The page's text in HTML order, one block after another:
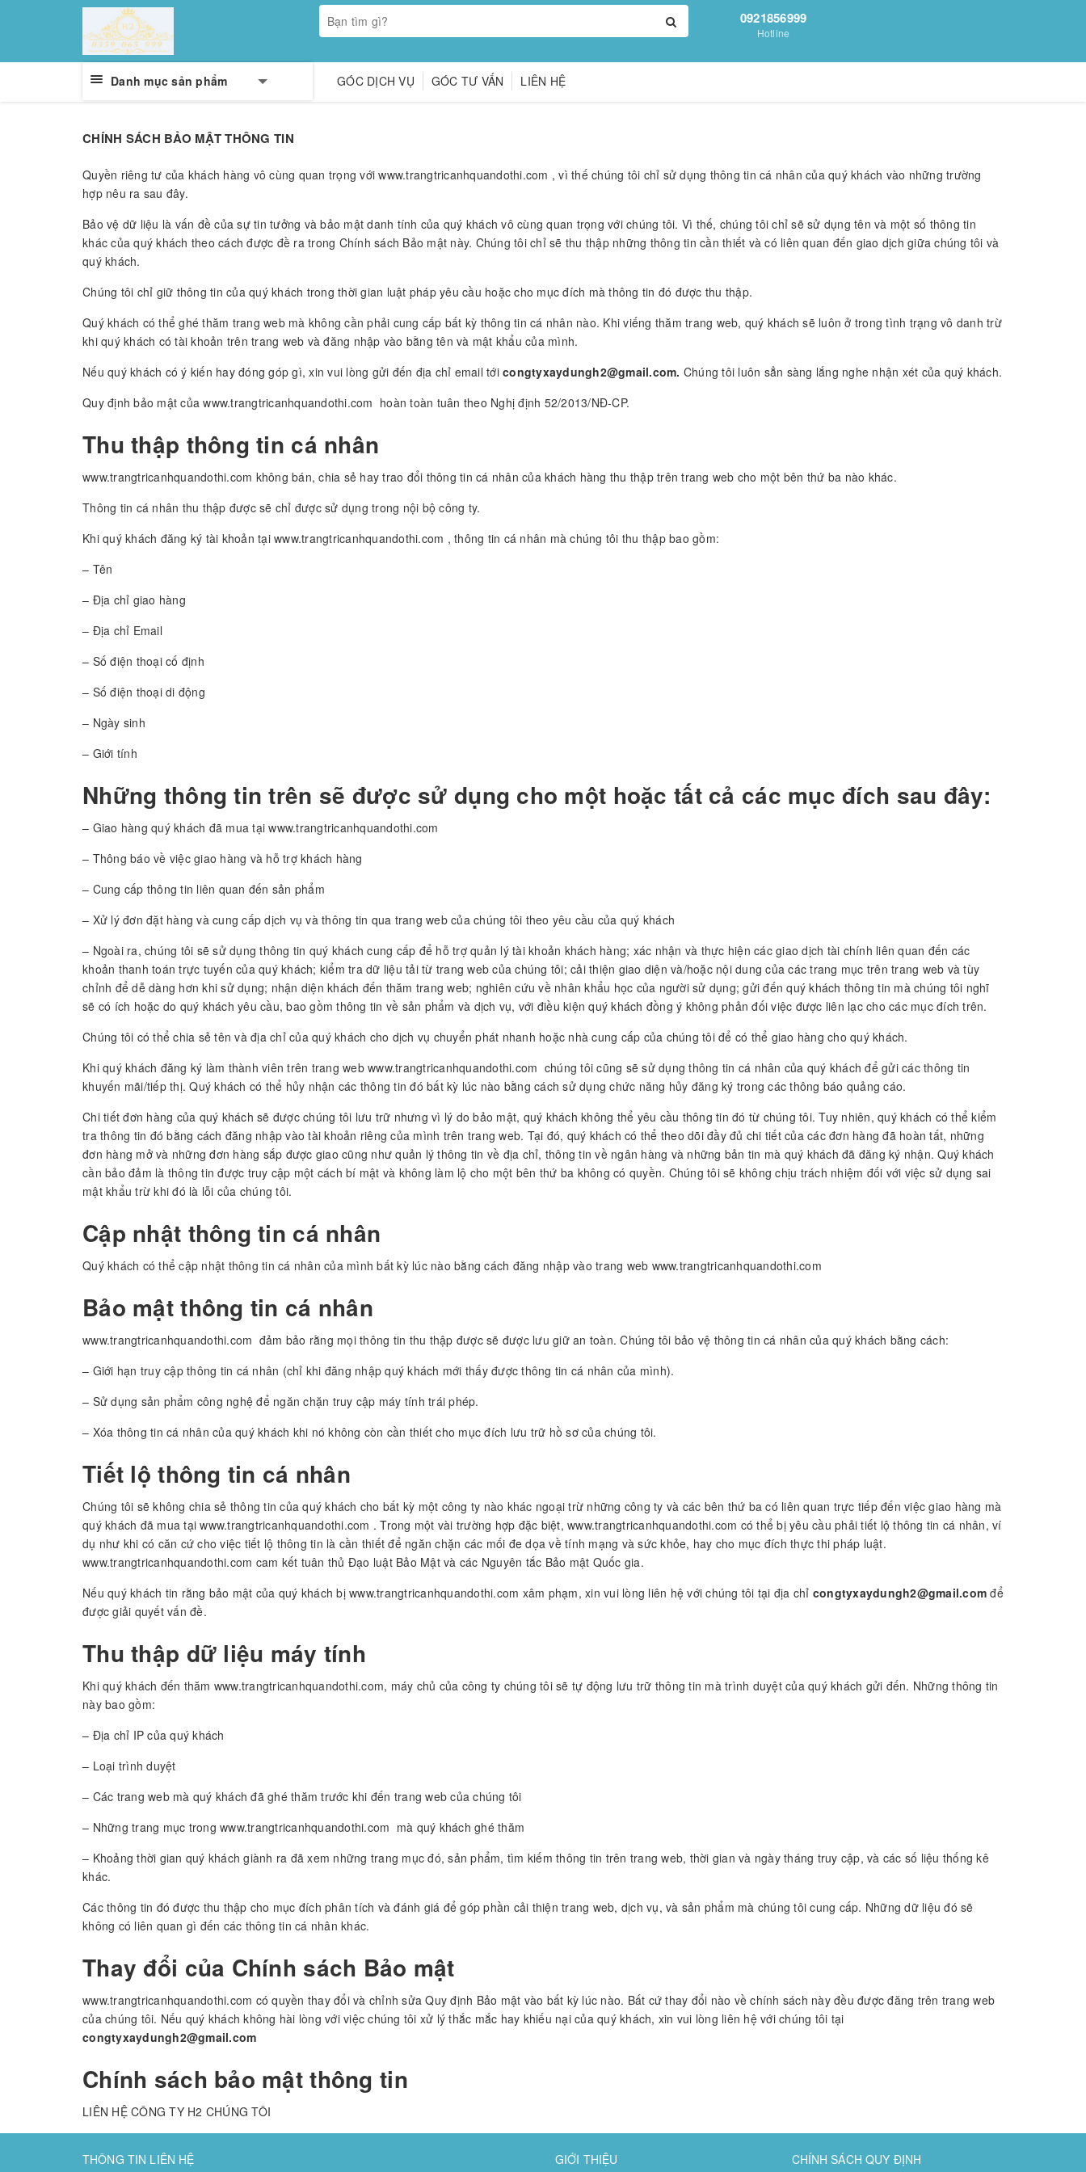
0921856999
Hotline
Danh mục sản phẩm GÓC DỊCH VỤ GÓC TƯ VẤN LIÊN HỆ
CHÍNH SÁCH BẢO MẬT THÔNG TIN
Quyền riêng tư của khách hàng vô cùng quan trọng với www.trangtricanhquandothi.com , vì thế chúng tôi chỉ sử dụng thông tin cá nhân của quý khách vào những trường
hợp nêu ra sau đây.
Bảo vệ dữ liệu là vấn đề của sự tin tưởng và bảo mật danh tính của quý khách vô cùng quan trọng với chúng tôi. Vì thế, chúng tôi chỉ sẽ sử dụng tên và một số thông tin
khác của quý khách theo cách được đề ra trong Chính sách Bảo mật này. Chúng tôi chỉ sẽ thu thập những thông tin cần thiết và có liên quan đến giao dịch giữa chúng tôi và
quý khách.
Chúng tôi chỉ giữ thông tin của quý khách trong thời gian luật pháp yêu cầu hoặc cho mục đích mà thông tin đó được thu thập.
Quý khách có thể ghé thăm trang web mà không cần phải cung cấp bất kỳ thông tin cá nhân nào. Khi viếng thăm trang web, quý khách sẽ luôn ở trong tình trạng vô danh trừ
khi quý khách có tài khoản trên trang web và đăng nhập vào bằng tên và mật khẩu của mình.
Nếu quý khách có ý kiến hay đóng góp gì, xin vui lòng gửi đến địa chỉ email tới congtyxaydungh2@gmail.com. Chúng tôi luôn sẳn sàng lắng nghe nhận xét của quý khách.
Quy định bảo mật của www.trangtricanhquandothi.com hoàn toàn tuân theo Nghị định 52/2013/NĐ-CP.
Thu thập thông tin cá nhân
www.trangtricanhquandothi.com không bán, chia sẻ hay trao đổi thông tin cá nhân của khách hàng thu thập trên trang web cho một bên thứ ba nào khác.
Thông tin cá nhân thu thập được sẽ chỉ được sử dụng trong nội bộ công ty.
Khi quý khách đăng ký tài khoản tại www.trangtricanhquandothi.com , thông tin cá nhân mà chúng tôi thu thập bao gồm:
– Tên
– Địa chỉ giao hàng
– Địa chỉ Email
– Số điện thoại cố định
– Số điện thoại di động
– Ngày sinh
– Giới tính
Những thông tin trên sẽ được sử dụng cho một hoặc tất cả các mục đích sau đây:
– Giao hàng quý khách đã mua tại www.trangtricanhquandothi.com
– Thông báo về việc giao hàng và hỗ trợ khách hàng
– Cung cấp thông tin liên quan đến sản phẩm
– Xử lý đơn đặt hàng và cung cấp dịch vụ và thông tin qua trang web của chúng tôi theo yêu cầu của quý khách
– Ngoài ra, chúng tôi sẽ sử dụng thông tin quý khách cung cấp để hỗ trợ quản lý tài khoản khách hàng; xác nhận và thực hiện các giao dịch tài chính liên quan đến các
khoản thanh toán trực tuyến của quý khách; kiểm tra dữ liệu tải từ trang web của chúng tôi; cải thiện giao diện và/hoặc nội dung của các trang mục trên trang web và tùy
chỉnh để dễ dàng hơn khi sử dụng; nhận diện khách đến thăm trang web; nghiên cứu về nhân khẩu học của người sử dụng; gửi đến quý khách thông tin mà chúng tôi nghĩ
sẽ có ích hoặc do quý khách yêu cầu, bao gồm thông tin về sản phẩm và dịch vụ, với điều kiện quý khách đồng ý không phản đối việc được liên lạc cho các mục đích trên.
Chúng tôi có thể chia sẻ tên và địa chỉ của quý khách cho dịch vụ chuyển phát nhanh hoặc nhà cung cấp của chúng tôi để có thể giao hàng cho quý khách.
Khi quý khách đăng ký làm thành viên trên trang web www.trangtricanhquandothi.com chúng tôi cũng sẽ sử dụng thông tin cá nhân của quý khách để gửi các thông tin
khuyến mãi/tiếp thị. Quý khách có thể hủy nhận các thông tin đó bất kỳ lúc nào bằng cách sử dụng chức năng hủy đăng ký trong các thông báo quảng cáo.
Chi tiết đơn hàng của quý khách sẽ được chúng tôi lưu trữ nhưng vì lý do bảo mật, quý khách không thể yêu cầu thông tin đó từ chúng tôi. Tuy nhiên, quý khách có thể kiểm
tra thông tin đó bằng cách đăng nhập vào tài khoản riêng của mình trên trang web. Tại đó, quý khách có thể theo dõi đầy đủ chi tiết của các đơn hàng đã hoàn tất, những
đơn hàng mở và những đơn hàng sắp được giao cũng như quản lý thông tin về địa chỉ, thông tin về ngân hàng và những bản tin mà quý khách đã đăng ký nhận. Quý khách
cần bảo đảm là thông tin được truy cập một cách bí mật và không làm lộ cho một bên thứ ba không có quyền. Chúng tôi sẽ không chịu trách nhiệm đối với việc sử dụng sai
mật khẩu trừ khi đó là lỗi của chúng tôi.
Cập nhật thông tin cá nhân
Quý khách có thể cập nhật thông tin cá nhân của mình bất kỳ lúc nào bằng cách đăng nhập vào trang web www.trangtricanhquandothi.com
Bảo mật thông tin cá nhân
www.trangtricanhquandothi.com đảm bảo rằng mọi thông tin thu thập được sẽ được lưu giữ an toàn. Chúng tôi bảo vệ thông tin cá nhân của quý khách bằng cách:
– Giới hạn truy cập thông tin cá nhân (chỉ khi đăng nhập quý khách mới thấy được thông tin cá nhân của mình).
– Sử dụng sản phẩm công nghệ để ngăn chặn truy cập máy tính trái phép.
– Xóa thông tin cá nhân của quý khách khi nó không còn cần thiết cho mục đích lưu trữ hồ sơ của chúng tôi.
Tiết lộ thông tin cá nhân
Chúng tôi sẽ không chia sẻ thông tin của quý khách cho bất kỳ một công ty nào khác ngoại trừ những công ty và các bên thứ ba có liên quan trực tiếp đến việc giao hàng mà
quý khách đã mua tại www.trangtricanhquandothi.com . Trong một vài trường hợp đặc biệt, www.trangtricanhquandothi.com có thể bị yêu cầu phải tiết lộ thông tin cá nhân, ví
dụ như khi có căn cứ cho việc tiết lộ thông tin là cần thiết để ngăn chặn các mối đe dọa về tính mạng và sức khỏe, hay cho mục đích thực thi pháp luật.
www.trangtricanhquandothi.com cam kết tuân thủ Đạo luật Bảo Mật và các Nguyên tắc Bảo mật Quốc gia.
Nếu quý khách tin rằng bảo mật của quý khách bị www.trangtricanhquandothi.com xâm phạm, xin vui lòng liên hệ với chúng tôi tại địa chỉ congtyxaydungh2@gmail.com để
được giải quyết vấn đề.
Thu thập dữ liệu máy tính
Khi quý khách đến thăm www.trangtricanhquandothi.com, máy chủ của công ty chúng tôi sẽ tự động lưu trữ thông tin mà trình duyệt của quý khách gửi đến. Những thông tin
này bao gồm:
– Địa chỉ IP của quý khách
– Loại trình duyệt
– Các trang web mà quý khách đã ghé thăm trước khi đến trang web của chúng tôi
– Những trang mục trong www.trangtricanhquandothi.com mà quý khách ghé thăm
– Khoảng thời gian quý khách giành ra đã xem những trang mục đó, sản phẩm, tìm kiếm thông tin trên trang web, thời gian và ngày tháng truy cập, và các số liệu thống kê
khác.
Các thông tin đó được thu thập cho mục đích phân tích và đánh giá để góp phần cải thiện trang web, dịch vụ, và sản phẩm mà chúng tôi cung cấp. Những dữ liệu đó sẽ
không có liên quan gì đến các thông tin cá nhân khác.
Thay đổi của Chính sách Bảo mật
www.trangtricanhquandothi.com có quyền thay đổi và chỉnh sửa Quy định Bảo mật vào bất kỳ lúc nào. Bất cứ thay đổi nào về chính sách này đều được đăng trên trang web
của chúng tôi. Nếu quý khách không hài lòng với việc chúng tôi xử lý thắc mắc hay khiếu nại của quý khách, xin vui lòng liên hệ với chúng tôi tại
congtyxaydungh2@gmail.com
Chính sách bảo mật thông tin
LIÊN HỆ CÔNG TY H2 CHÚNG TÔI
THÔNG TIN LIÊN HỆ GIỚI THIỆU CHÍNH SÁCH QUY ĐỊNH